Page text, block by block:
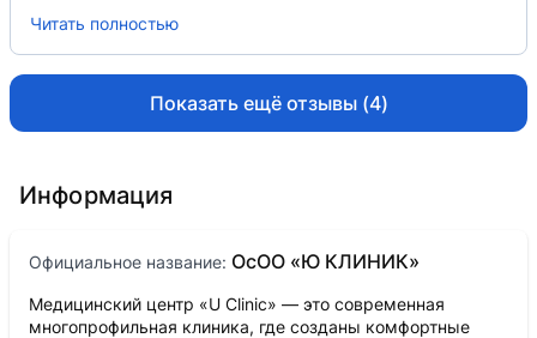
отношение и профессионализм.
Читать полностью
Показать ещё отзывы (4)
Информация
Официальное название: ОсОО «Ю КЛИНИК»
Медицинский центр «U Clinic» — это современная
многопрофильная клиника, где созданы комфортные